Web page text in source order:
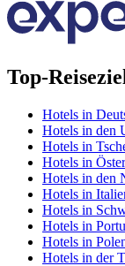
Top-
Hotels in
Hotels in den
Hotels in
Hotels in
Hotels in den
Hotels in
Hotels in
Hotels in
Hotels in
Hotels in der